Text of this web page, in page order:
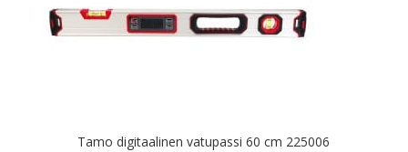
Tamo digitaalinen vatupassi 60 cm 225006